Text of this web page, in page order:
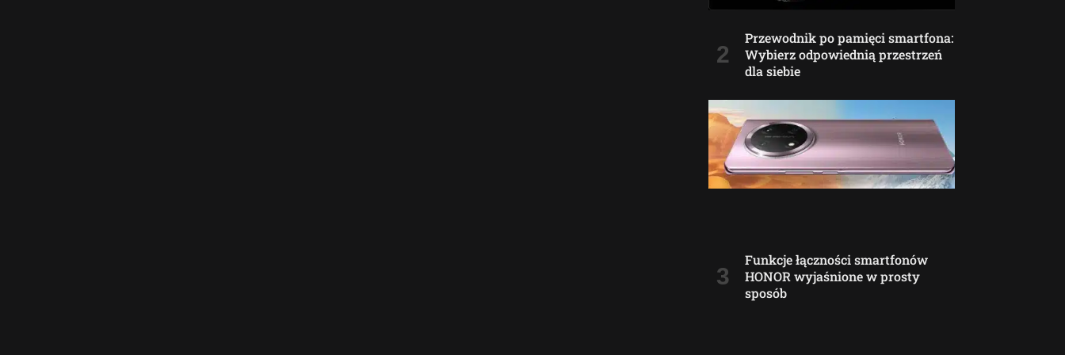
Przewodnik po pamięci smartfona:
Wybierz odpowiednią przestrzeń
dla siebie
Funkcje łączności smartfonów
HONOR wyjaśnione w prosty
sposób